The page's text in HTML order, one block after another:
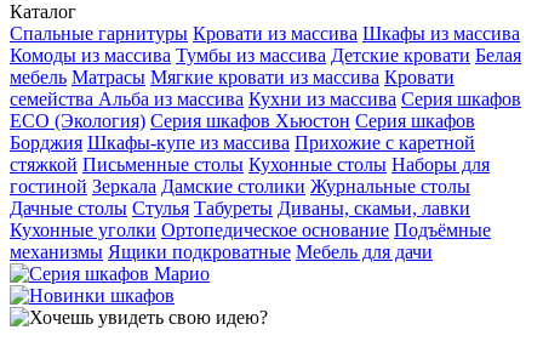
Каталог
Спальные гарнитуры Кровати из массива Шкафы из массива
Комоды из массива Тумбы из массива Детские кровати Белая
мебель Матрасы Мягкие кровати из массива Кровати
семейства Альба из массива Кухни из массива Серия шкафов
ECO (Экология) Серия шкафов Хьюстон Серия шкафов
Борджия Шкафы-купе из массива Прихожие с каретной
стяжкой Письменные столы Кухонные столы Наборы для
гостиной Зеркала Дамские столики Журнальные столы
Дачные столы Стулья Табуреты Диваны, скамьи, лавки
Кухонные уголки Ортопедическое основание Подъёмные
механизмы Ящики подкроватные Мебель для дачи